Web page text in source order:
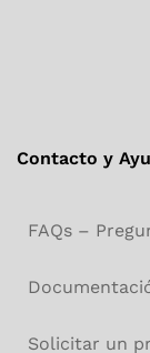
Contacto y
FAQs –
Solicitar un